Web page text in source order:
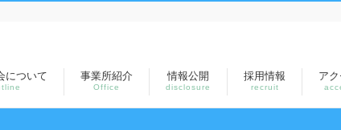
について 事業所紹介
Office
情報公開
disclosure
採用情報
recruit
ア